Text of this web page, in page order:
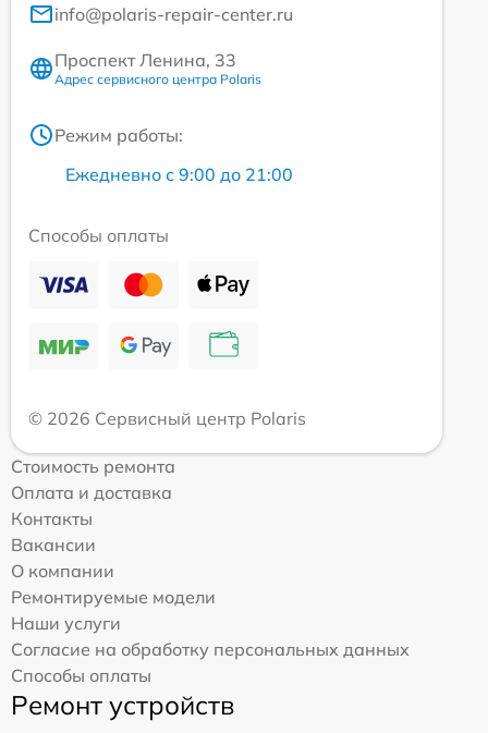
info@polaris-repair-center.ru
Проспект Ленина, 33
Адрес сервисного центра Polaris
Режим работы:
Ежедневно с 9:00 до 21:00
Способы оплаты
© 2026 Сервисный центр Polaris
Стоимость ремонта
Оплата и доставка
Контакты
Вакансии
О компании
Ремонтируемые модели
Наши услуги
Согласие на обработку персональных данных
Способы оплаты
Ремонт устройств